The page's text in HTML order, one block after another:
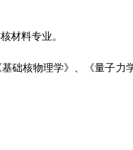
材料专业。
础核物理学》、《量子力